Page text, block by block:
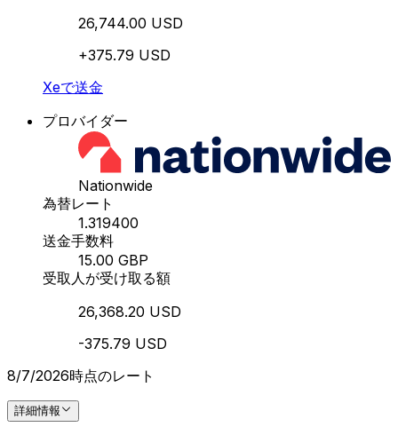
26,744.00 USD
+375.79 USD
Xeで送金
プロバイダー
Nationwide
為替レート
1.319400
送金手数料
15.00 GBP
受取人が受け取る額
26,368.20 USD
-375.79 USD
8/7/2026時点のレート
詳細情報